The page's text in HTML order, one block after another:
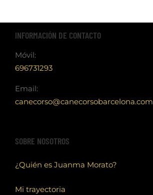
INFORMACIÓN DE CONTACTO
Móvil:
696731293
Email:
canecorso@canecorsobarcelona.com
SOBRE NOSOTROS
¿Quién es Juanma Morato?
Mi trayectoria